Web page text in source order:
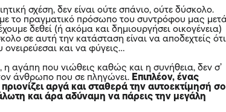
σχέση, δεν είναι ούτε σπάνιο, ούτε δύσκολο.
το πραγματικό πρόσωπο του συντρόφου μας
δεθεί (ή ακόμα και δημιουργήσει οικογένεια)
σε αυτή την κατάσταση είναι να αποδεχτείς
ονειρεύεσαι και να φύγεις…
η αγάπη που νιώθεις καθώς και η συνήθεια, δεν σ’
άνθρωπο που σε πληγώνει. Επιπλέον, ένας
αργά και σταθερά την αυτοεκτίμησή
και άρα αδύναμη να πάρεις την μεγάλη